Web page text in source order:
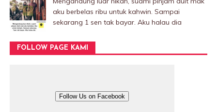
aku berbelas ribu untuk kahwin. Sampai
sekarang 1 sen tak bayar. Aku halau dia
FOLLOW PAGE KAMI
Follow Us on Facebook